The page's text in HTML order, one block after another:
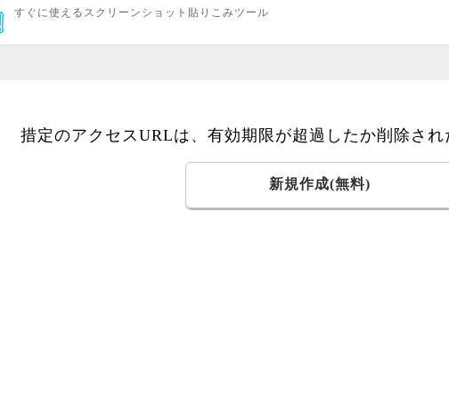
すぐに使えるスクリーンショット貼りこみツール
措定のアクセスURLは、有効期限が超過したか削除され
新規作成(無料)